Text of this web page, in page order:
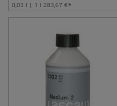
0,03 l | 1 l 283,67 €